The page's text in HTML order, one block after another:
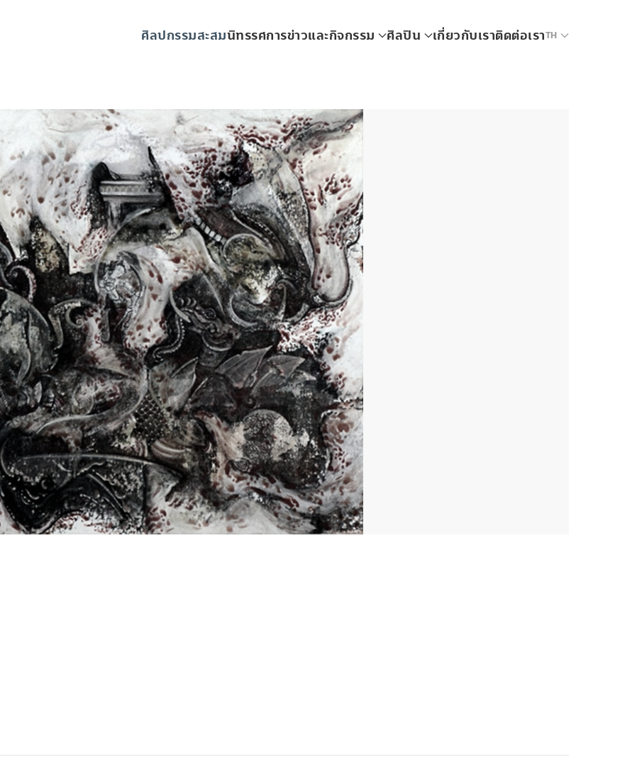
ศิลปกรรมสะสมนิทรรศการข่าวและกิจกรรม ศิลปิน เกี่ยวกับเราติดต่อเราTH